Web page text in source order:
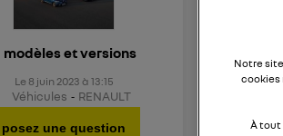
modèles et versions
Le 8 juin 2023 à 13:15
Véhicules RENAULT
posez une question
Notre
cookies
À tout